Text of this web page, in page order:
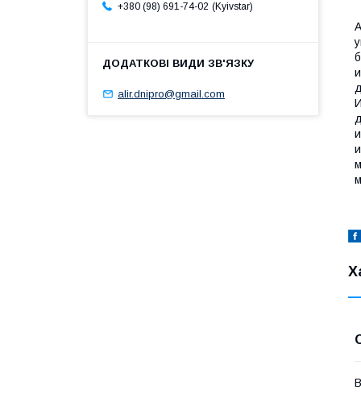
+380 (98) 691-74-02 Kyivstar
alir.dnipro@gmail.com